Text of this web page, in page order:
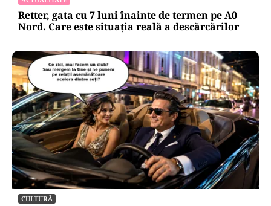
Retter, gata cu 7 luni înainte de termen pe A0
Nord. Care este situația reală a descărcărilor
CULTURĂ